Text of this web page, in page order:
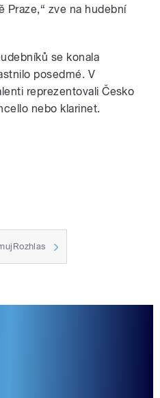
Praze,“ zve na hudební
se konala
posedmé. V
reprezentovali Česko
nebo klarinet.